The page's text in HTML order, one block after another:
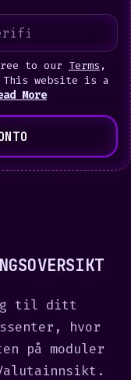
to our Terms ,
website is a
More
til ditt
hvor
på moduler